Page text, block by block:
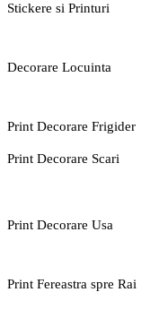
Stickere si Printuri
Decorare Locuinta
Print Decorare Frigider
Print Decorare Scari
Print Decorare Usa
Print Fereastra spre Rai